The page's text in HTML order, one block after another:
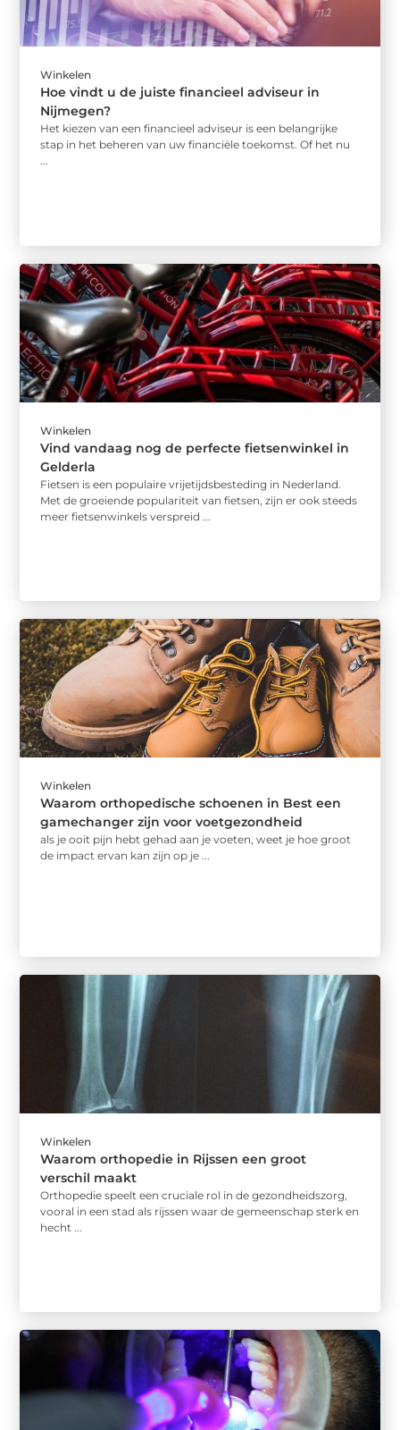
Winkelen
Hoe vindt u de juiste financieel adviseur in
Nijmegen?
Het kiezen van een financieel adviseur is een belangrijke
stap in het beheren van uw financiële toekomst. Of het nu
...
Winkelen
Vind vandaag nog de perfecte fietsenwinkel in
Gelderla
Fietsen is een populaire vrijetijdsbesteding in Nederland.
Met de groeiende populariteit van fietsen, zijn er ook steeds
meer fietsenwinkels verspreid ...
Winkelen
Waarom orthopedische schoenen in Best een
gamechanger zijn voor voetgezondheid
als je ooit pijn hebt gehad aan je voeten, weet je hoe groot
de impact ervan kan zijn op je ...
Winkelen
Waarom orthopedie in Rijssen een groot
verschil maakt
Orthopedie speelt een cruciale rol in de gezondheidszorg,
vooral in een stad als rijssen waar de gemeenschap sterk en
hecht ...